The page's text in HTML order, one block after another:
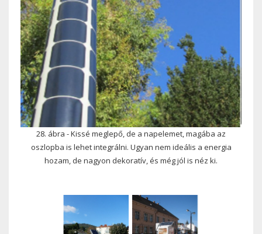
28. ábra - Kissé meglepő, de a napelemet, magába az
oszlopba is lehet integrálni. Ugyan nem ideális a energia
hozam, de nagyon dekoratív, és még jól is néz ki.